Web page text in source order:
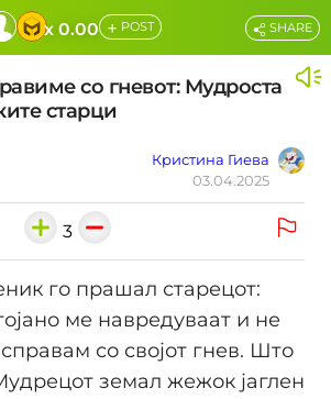
x 0.00 + POST
со гневот: Мудроста
старци
Кристина Гиева
03.04.2025
SHARE
3
го прашал старецот:
ме навредуваат и не
со својот гнев. Што
земал жежок јаглен